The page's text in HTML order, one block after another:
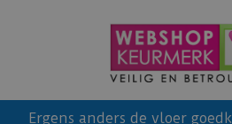
Ergens anders de vloer